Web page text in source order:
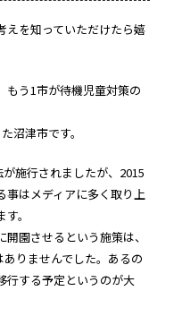
えを知っていただけたら嬉
う1市が待機児童対策の
沼津市です。
施行されましたが、2015
事はメディアに多く取り上
。
園させるという施策は、
りませんでした。あるの
行する予定というのが大